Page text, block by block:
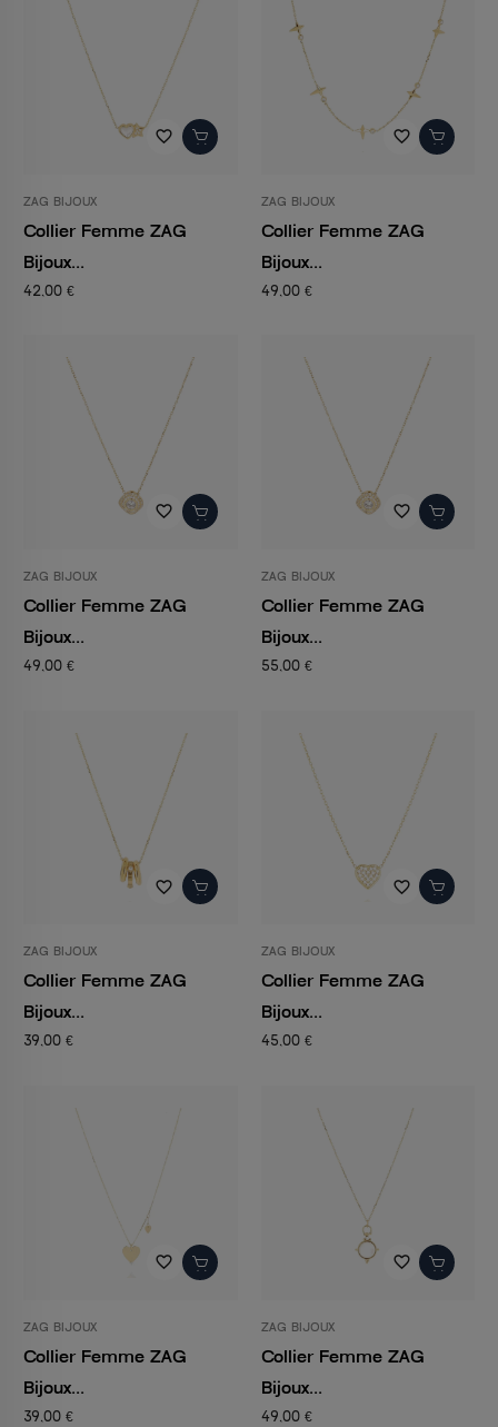
favorite_border
ZAG BIJOUX
Collier Femme ZAG
Bijoux...
42,00 €
favorite_border
ZAG BIJOUX
Collier Femme ZAG
Bijoux...
49,00 €
favorite_border
ZAG BIJOUX
Collier Femme ZAG
Bijoux...
49,00 €
favorite_border
ZAG BIJOUX
Collier Femme ZAG
Bijoux...
55,00 €
favorite_border
ZAG BIJOUX
Collier Femme ZAG
Bijoux...
39,00 €
favorite_border
ZAG BIJOUX
Collier Femme ZAG
Bijoux...
45,00 €
favorite_border
ZAG BIJOUX
Collier Femme ZAG
Bijoux...
39,00 €
favorite_border
ZAG BIJOUX
Collier Femme ZAG
Bijoux...
49,00 €